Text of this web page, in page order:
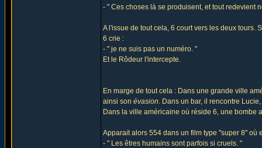
- " Ces choses là se produisent, et tout redevient
A l'issue de tout cela, 6 court vers les deux tours.
6 crie :
- " je ne suis pas un numéro. "
Et le Rôdeur l'intercepte.
En marge de tout cela : Dans une grande ville
ainsi son évasion. Dans un bar, il rencontre
Dans la ville américaine où réside 6, une bombe
Apparait alors 554 dans un film type "super 8" où
- " Les êtres humains sont parfois si cruels. "